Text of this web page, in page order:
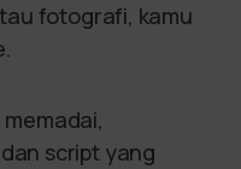
fotografi, kamu
script yang